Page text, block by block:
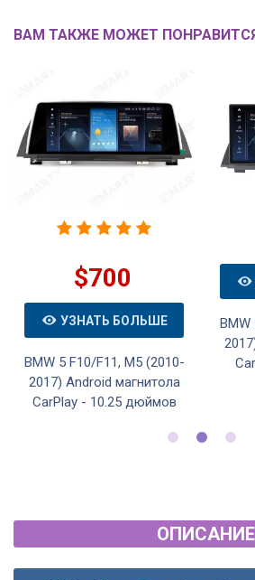
ВАМ ТАКЖЕ МОЖЕТ
$700
УЗНАТЬ БОЛЬШЕ
BMW 5 F10/F11, M5 (2010-
2017) Android магнитола
CarPlay - 10.25 дюймов
BMW
ОПИСАНИЕ